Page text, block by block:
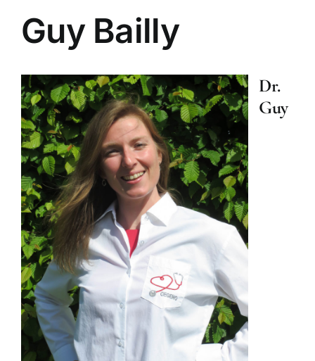
Espace médecins
Guy Bailly
Dr.
Guy